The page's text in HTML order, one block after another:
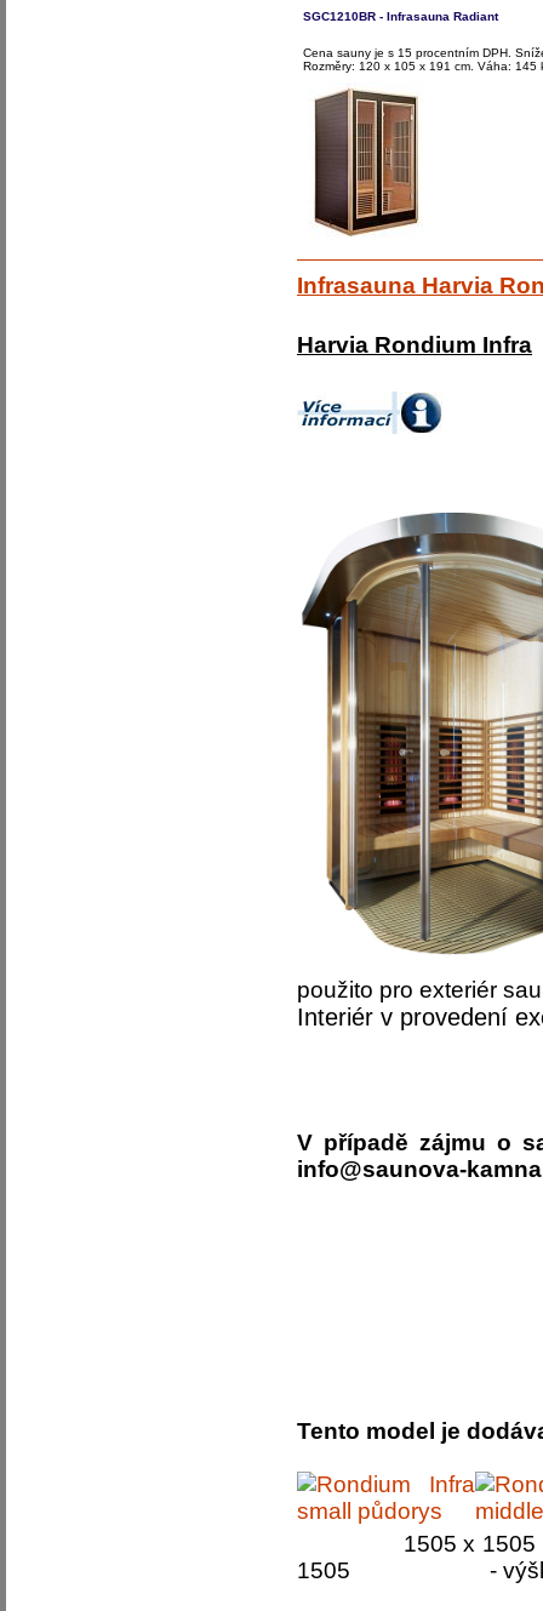
SGC1210BR - Infrasauna Radiant
Cena sauny je s 15 procentním DPH.
Rozměry: 120 x 105 x 191 cm. Váha:
Infrasauna Harvia
Harvia Rondium Infra
použito pro exteriér
Interiér v provedení
V případě zájmu o
info@saunova-
Tento model je
1505 x
1505
-